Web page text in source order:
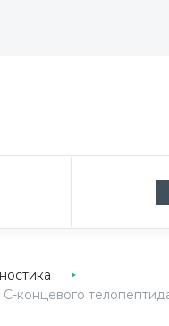
услуги, направления
концевого